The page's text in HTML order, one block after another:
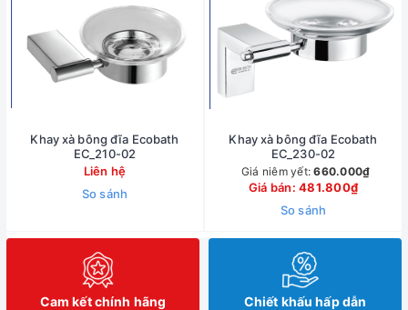
Khay xà bông đĩa Ecobath
EC_210-02
Liên hệ
So sánh
Khay xà bông đĩa Ecobath
EC_230-02
Giá niêm yết:660.000₫
Giá bán:481.800₫
So sánh
Cam kết chính hãng Chiết khấu hấp dẫn